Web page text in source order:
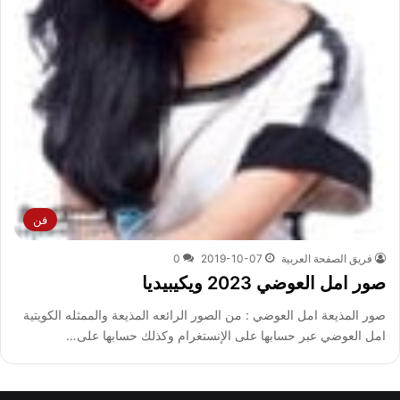
فن
فريق الصفحة العربية 2019-10-07
0
صور امل العوضي 2023 ويكيبيديا
صور المذيعة امل العوضي : من الصور الرائعه المذيعة والممثله الكويتية
امل العوضي عبر حسابها على الإنستغرام وكذلك حسابها على…